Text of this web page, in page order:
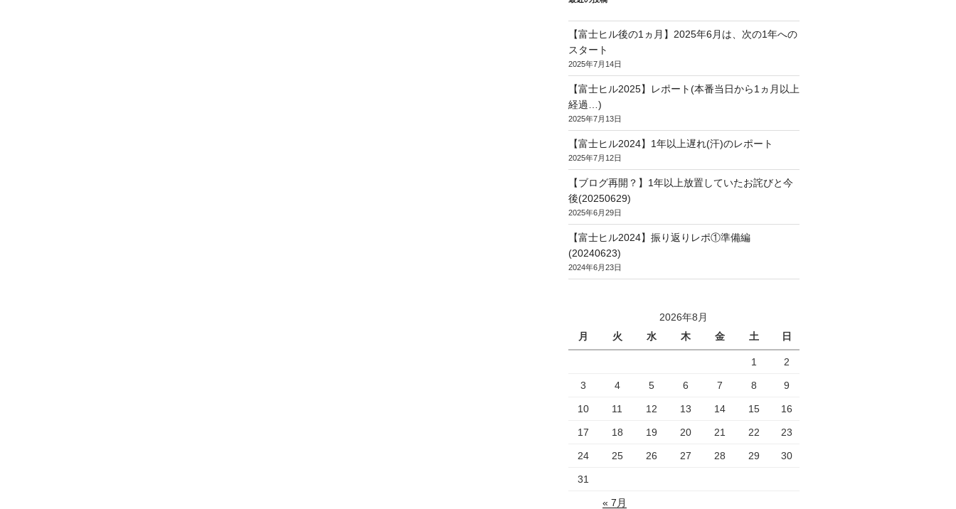
【富士ヒル後の1ヵ月】2025年6月は、次の1年への
スタート
2025年7月14日
【富士ヒル2025】レポート(本番当日から1ヵ月以上
経過…)
2025年7月13日
【富士ヒル2024】1年以上遅れ(汗)のレポート
2025年7月12日
【ブログ再開？】1年以上放置していたお詫びと今
後(20250629)
2025年6月29日
【富士ヒル2024】振り返りレポ①準備編
(20240623)
2024年6月23日
2026年8月
月
火 水 木 金 土 日
1 2
3 4 5 6 7 8 9
10 11 12 13 14 15 16
17 18 19 20 21 22 23
24 25 26 27 28 29 30
31
« 7月